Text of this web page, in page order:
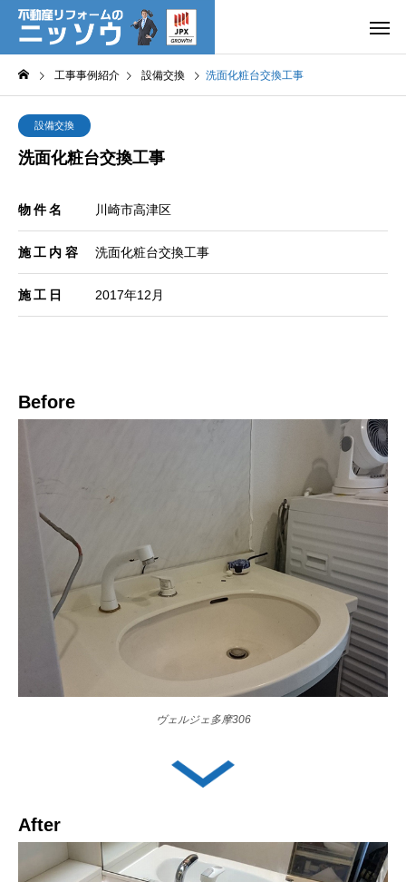
工事事例紹介 設備交換 洗面化粧台交換工事
設備交換
洗面化粧台交換工事
物件名 川崎市高津区
施工内容 洗面化粧台交換工事
施工日 2017年12月
Before
ヴェルジェ多摩306
After